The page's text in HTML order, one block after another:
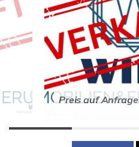
Preis auf Anfrage